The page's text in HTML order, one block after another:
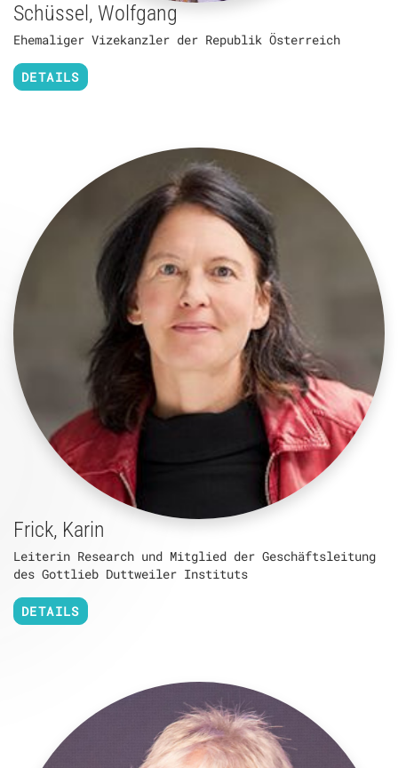
Schüssel, Wolfgang
Ehemaliger Vizekanzler der Republik Österreich
DETAILS
Frick, Karin
Leiterin Research und Mitglied der Geschäftsleitung
des Gottlieb Duttweiler Instituts
DETAILS